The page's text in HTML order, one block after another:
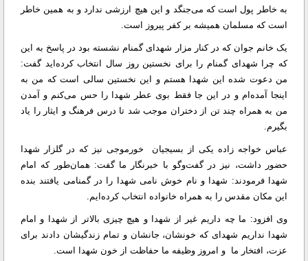
به خاطر پول است که می‌جنگد و این هیچ ارزشی ندارد و به همین خاطر
است که مسلمان همیشه بر کفر پیروز است.
یک خانم جوان که در کنار مزار شهدای گمنام نشسته بود در پاسخ به این
که چرا شهدای گمنام را برای نخستین روز سال انتخاب کرده‌اید گفت:
من دعوت شده این شهدا هستم و این نخستین سالی است که من به
اینجا آمده‌ام و در این جا فقط بوی عطر شهدا را حس می‌کنم و آمدن
من به همراه چند تن از دختران موجب شد تا درس فرهنگ و ایثار را یاد
بگیرم.
عباس خواجه زاده یکی از بسیجیان خورموجی نیز که در گلزار شهدا
حضور داشت، نیز در گفت‌وگو با خبرنگار ما گفت: همان‌طور که امام
شهدا فرمودند: شهدا و نام خوش نامی شهدا را در گمنامی یافتند بنده
این مکان مقدس را به همراه خانواده انتخاب کرده‌ایم.
وی افزود: ما چه داریم غیر از شهدا و هیچ چیزی بالاتر از شهدا و امام
شهدا نداریم شهدای که خونشان، جانشان و تمام زندگیشان دادند برای
عزت، افتخار ما و امروز وظیفه ما حفاظت از خون شهدا است.